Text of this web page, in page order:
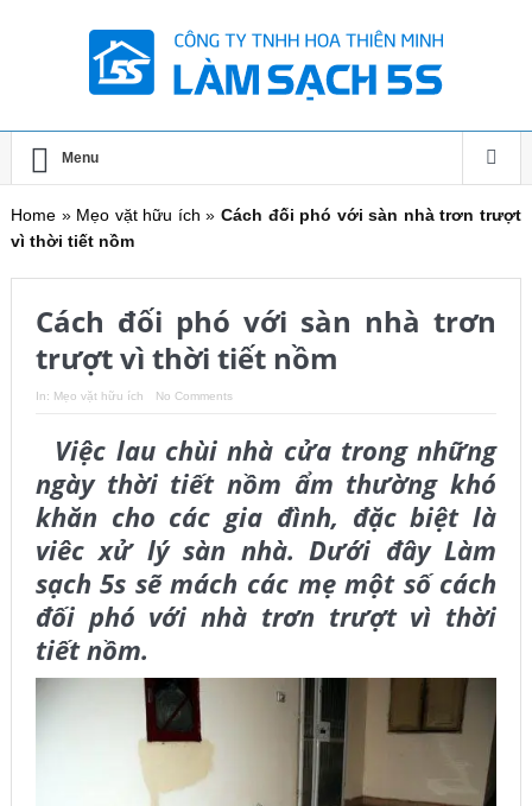
Menu
Home» Mẹo vặt hữu ích » Cách đối phó với sàn nhà trơn trượt
vì thời tiết nồm
Cách đối phó với sàn nhà trơn
trượt vì thời tiết nồm
In: Mẹo vặt hữu ích No Comments
Việc lau chùi nhà cửa trong những
ngày thời tiết nồm ẩm thường khó
khăn cho các gia đình, đặc biệt là
viêc xử lý sàn nhà. Dưới đây Làm
sạch 5s sẽ mách các mẹ một số cách
đối phó với nhà trơn trượt vì thời
tiết nồm.